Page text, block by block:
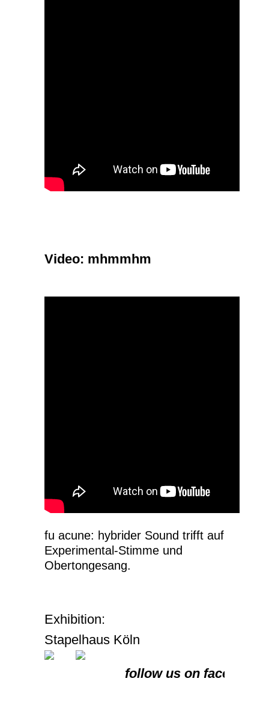
Video: mhmmhm
fu acune: hybrider Sound trifft auf
Experimental-Stimme und
Obertongesang.
Exhibition:
Stapelhaus Köln
follow us on facebook